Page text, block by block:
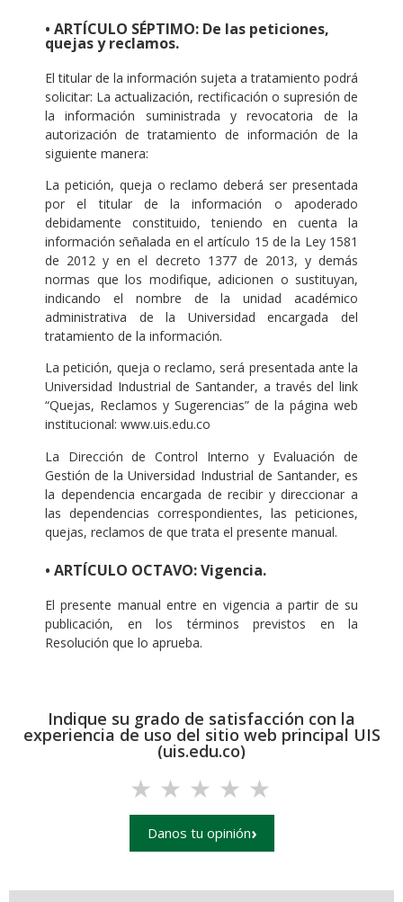
• ARTÍCULO SÉPTIMO: De las peticiones,
quejas y reclamos.
El titular de la información sujeta a tratamiento podrá
solicitar: La actualización, rectificación o supresión de
la información suministrada y revocatoria de la
autorización de tratamiento de información de la
siguiente manera:
La petición, queja o reclamo deberá ser presentada
por el titular de la información o apoderado
debidamente constituido, teniendo en cuenta la
información señalada en el artículo 15 de la Ley 1581
de 2012 y en el decreto 1377 de 2013, y demás
normas que los modifique, adicionen o sustituyan,
indicando el nombre de la unidad académico
administrativa de la Universidad encargada del
tratamiento de la información.
La petición, queja o reclamo, será presentada ante la
Universidad Industrial de Santander, a través del link
“Quejas, Reclamos y Sugerencias” de la página web
institucional: www.uis.edu.co
La Dirección de Control Interno y Evaluación de
Gestión de la Universidad Industrial de Santander, es
la dependencia encargada de recibir y direccionar a
las dependencias correspondientes, las peticiones,
quejas, reclamos de que trata el presente manual.
• ARTÍCULO OCTAVO: Vigencia.
El presente manual entre en vigencia a partir de su
publicación, en los términos previstos en la
Resolución que lo aprueba.
Indique su grado de satisfacción con la
experiencia de uso del sitio web principal UIS
(uis.edu.co)